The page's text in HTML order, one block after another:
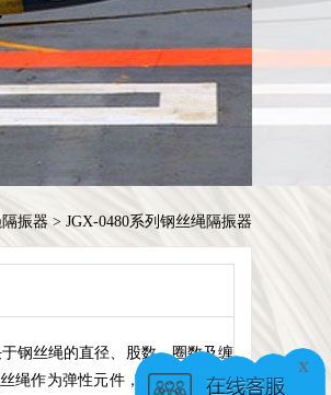
振器 > JGX-0480系列钢丝绳隔振器
钢丝绳的直径、股数、圈数及缠
绳作为弹性元件，具有明显的迟
x